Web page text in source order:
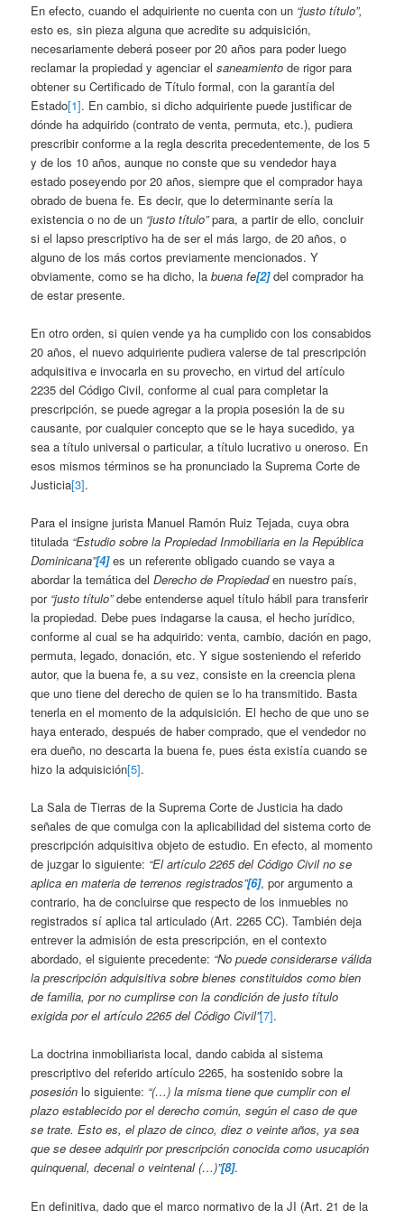
En efecto, cuando el adquiriente no cuenta con un “justo título”,
esto es, sin pieza alguna que acredite su adquisición,
necesariamente deberá poseer por 20 años para poder luego
reclamar la propiedad y agenciar elsaneamiento de rigor para
obtener su Certificado de Título formal, con la garantía del
Estado[1]. En cambio, si dicho adquiriente puede justificar de
dónde ha adquirido (contrato de venta, permuta, etc.), pudiera
prescribir conforme a la regla descrita precedentemente, de los 5
y de los 10 años, aunque no conste que su vendedor haya
estado poseyendo por 20 años, siempre que el comprador haya
obrado de buena fe. Es decir, que lo determinante sería la
existencia o no de un “justo título”para, a partir de ello, concluir
si el lapso prescriptivo ha de ser el más largo, de 20 años, o
alguno de los más cortos previamente mencionados. Y
obviamente, como se ha dicho, labuena fe[2]del comprador ha
de estar presente.
En otro orden, si quien vende ya ha cumplido con los consabidos
20 años, el nuevo adquiriente pudiera valerse de tal prescripción
adquisitiva e invocarla en su provecho, en virtud del artículo
2235 del Código Civil, conforme al cual para completar la
prescripción, se puede agregar a la propia posesión la de su
causante, por cualquier concepto que se le haya sucedido, ya
sea a título universal o particular, a título lucrativo u oneroso. En
esos mismos términos se ha pronunciado la Suprema Corte de
Justicia[3].
Para el insigne jurista Manuel Ramón Ruiz Tejada, cuya obra
titulada “Estudio sobre la Propiedad Inmobiliaria en la República
Dominicana”[4]es un referente obligado cuando se vaya a
abordar la temática delDerecho de Propiedaden nuestro país,
por “justo título”debe entenderse aquel título hábil para transferir
la propiedad. Debe pues indagarse la causa, el hecho jurídico,
conforme al cual se ha adquirido: venta, cambio, dación en pago,
permuta, legado, donación, etc. Y sigue sosteniendo el referido
autor, que la buena fe, a su vez, consiste en la creencia plena
que uno tiene del derecho de quien se lo ha transmitido. Basta
tenerla en el momento de la adquisición. El hecho de que uno se
haya enterado, después de haber comprado, que el vendedor no
era dueño, no descarta la buena fe, pues ésta existía cuando se
hizo la adquisición[5].
La Sala de Tierras de la Suprema Corte de Justicia ha dado
señales de que comulga con la aplicabilidad del sistema corto de
prescripción adquisitiva objeto de estudio. En efecto, al momento
de juzgar lo siguiente: “El artículo 2265 del Código Civil no se
aplica en materia de terrenos registrados”[6], por argumento a
contrario, ha de concluirse que respecto de los inmuebles no
registrados sí aplica tal articulado (Art. 2265 CC). También deja
entrever la admisión de esta prescripción, en el contexto
abordado, el siguiente precedente: “No puede considerarse válida
la prescripción adquisitiva sobre bienes constituidos como bien
de familia, por no cumplirse con la condición de justo título
exigida por el artículo 2265 del Código Civil”[7].
La doctrina inmobiliarista local, dando cabida al sistema
prescriptivo del referido artículo 2265, ha sostenido sobre la
posesión lo siguiente: “(…) la misma tiene que cumplir con el
plazo establecido por el derecho común, según el caso de que
se trate. Esto es, el plazo de cinco, diez o veinte años, ya sea
que se desee adquirir por prescripción conocida como usucapión
quinquenal, decenal o veintenal (…)”[8].
En definitiva, dado que el marco normativo de la JI (Art. 21 de la